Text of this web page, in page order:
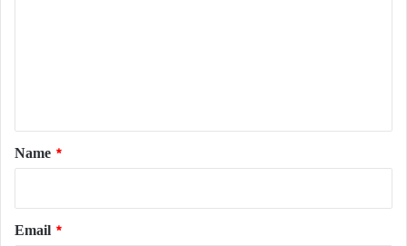
*
Name *
Email *